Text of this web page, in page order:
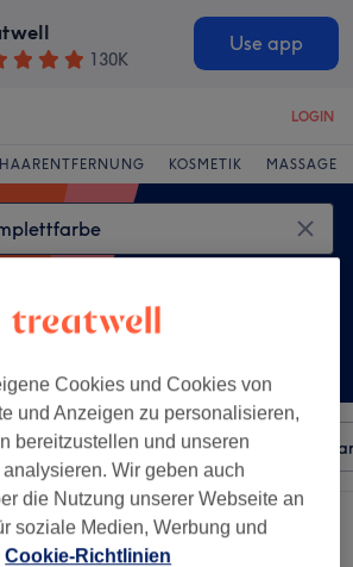
130K
Use app
LOGIN
HAARENTFERNUNG KOSMETIK MASSAGE
Beliebiger Preis Besonderheiten
damen - komplettfarbe in Wartenberg, Berlin
Cookies und Cookies von
und Anzeigen zu personalisieren,
bereitzustellen und unseren
Wir geben auch
die Nutzung unserer Webseite an
soziale Medien, Werbung und
Cookie-Richtlinien